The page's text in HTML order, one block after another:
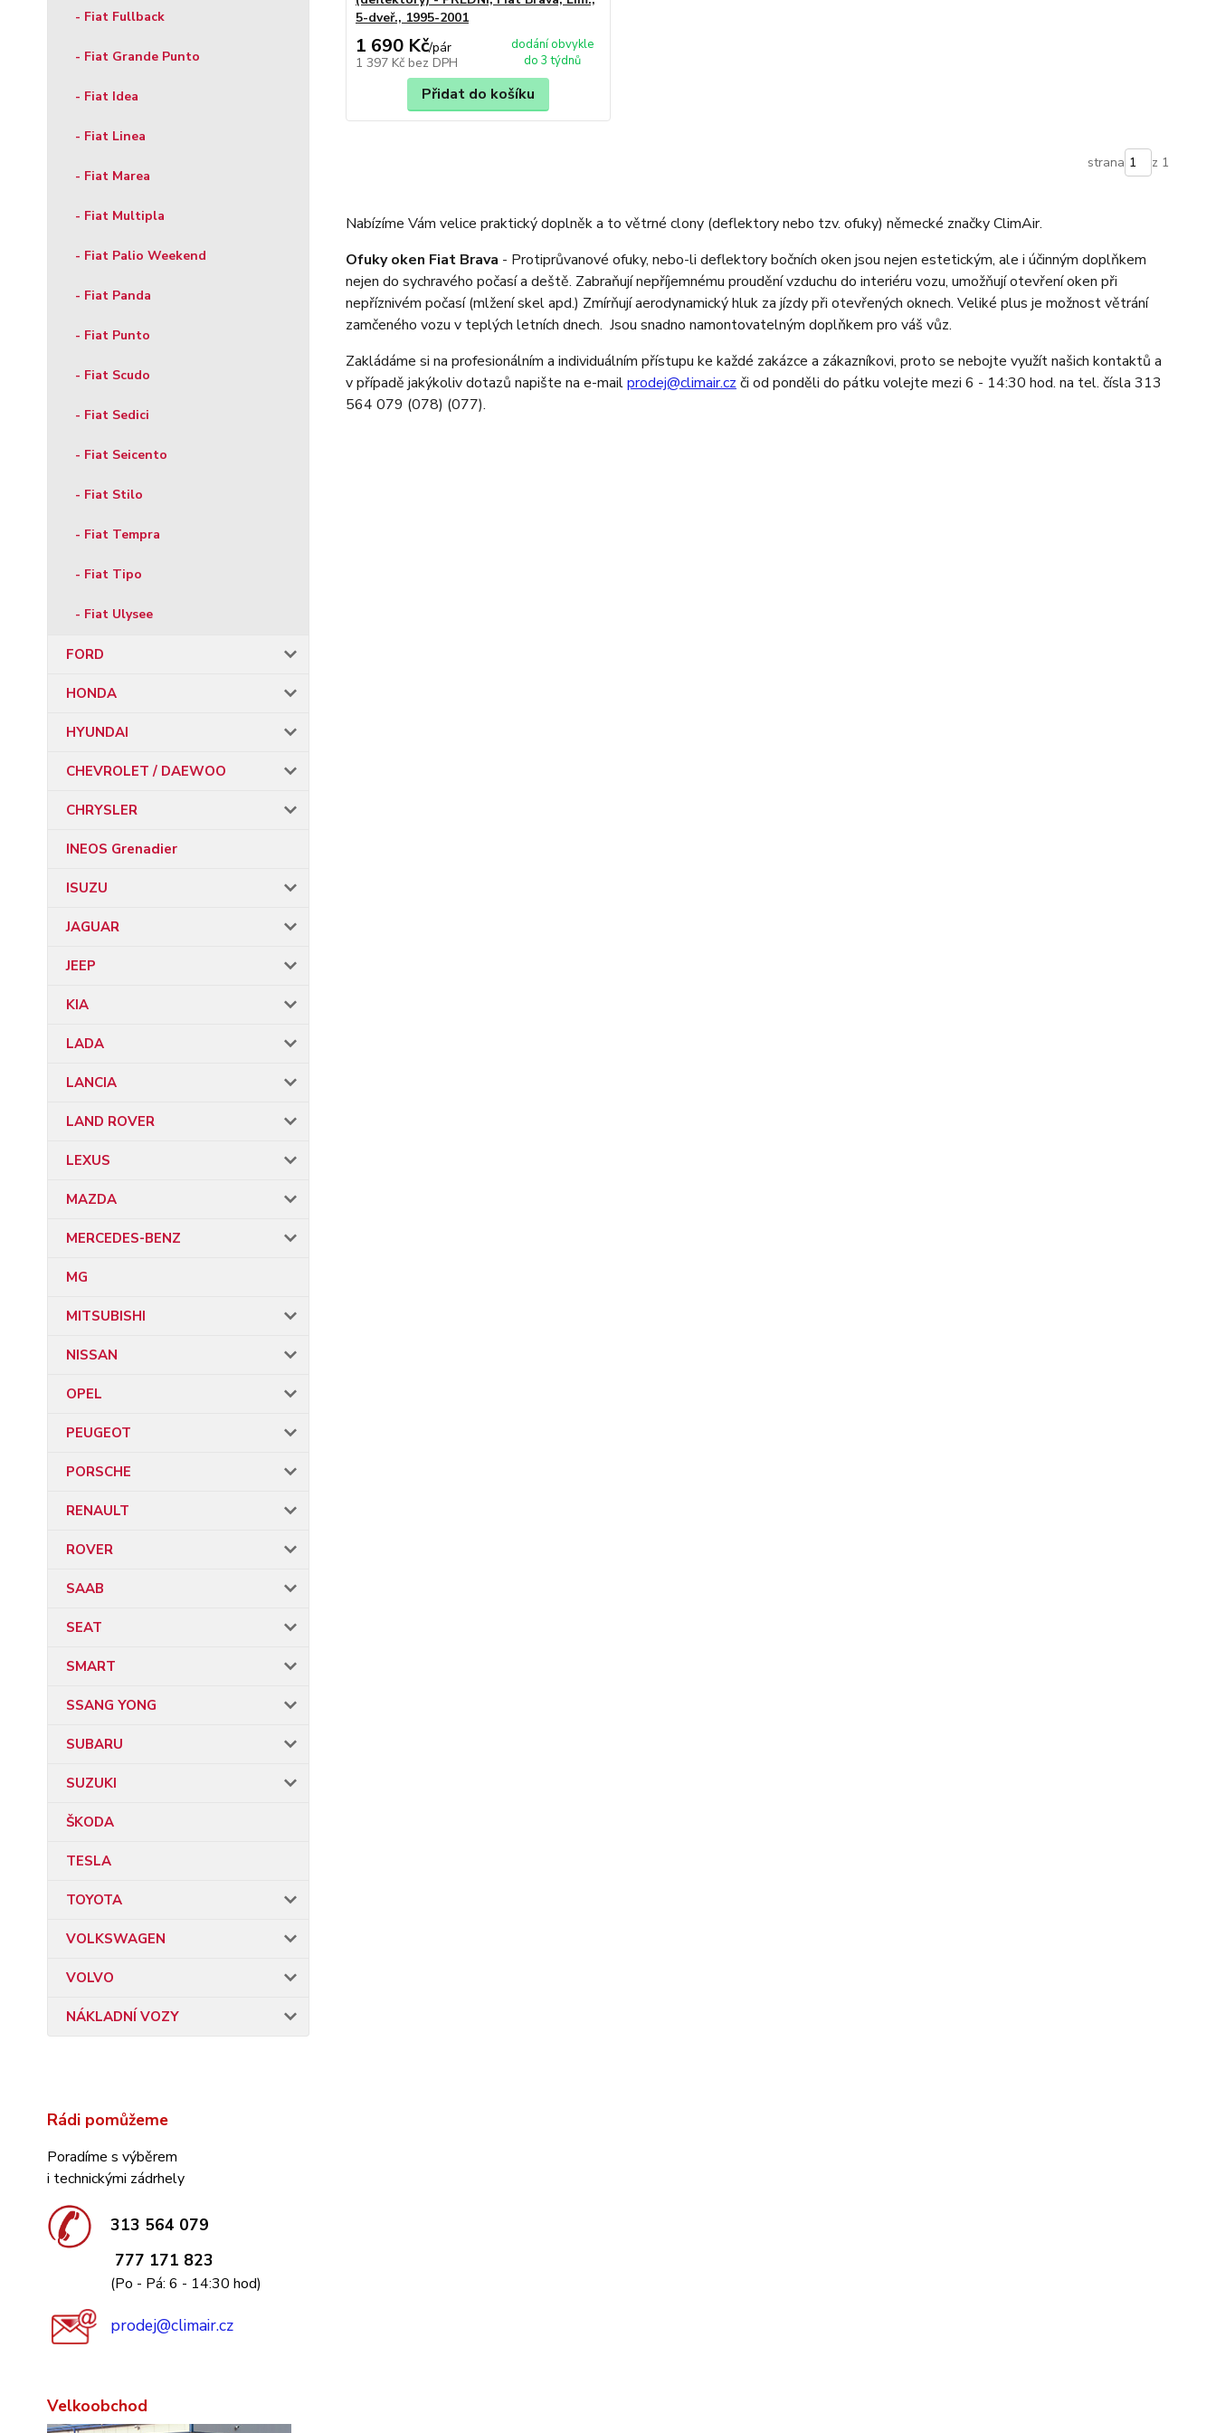
- Fiat Fullback
- Fiat Grande Punto
- Fiat Idea
- Fiat Linea
- Fiat Marea
- Fiat Multipla
- Fiat Palio Weekend
- Fiat Panda
- Fiat Punto
- Fiat Scudo
- Fiat Sedici
- Fiat Seicento
- Fiat Stilo
- Fiat Tempra
- Fiat Tipo
- Fiat Ulysee
FORD
HONDA
HYUNDAI
CHEVROLET / DAEWOO
CHRYSLER
INEOS Grenadier
ISUZU
JAGUAR
JEEP
KIA
LADA
LANCIA
LAND ROVER
LEXUS
MAZDA
MERCEDES-BENZ
MG
MITSUBISHI
NISSAN
OPEL
PEUGEOT
PORSCHE
RENAULT
ROVER
SAAB
SEAT
SMART
SSANG YONG
SUBARU
SUZUKI
ŠKODA
TESLA
TOYOTA
VOLKSWAGEN
VOLVO
NÁKLADNÍ VOZY
Rádi pomůžeme
Poradíme s výběrem
i technickými zádrhely
313 564 079
777 171 823
(Po - Pá: 6 - 14:30 hod)
prodej@climair.cz
Velkoobchod
5-dveř., 1995-2001
1 690 Kč/pár
1 397 Kč bez DPH
dodání obvykle
do 3 týdnů
Přidat do košíku
strana z 1
Nabízíme Vám velice praktický doplněk a to větrné clony (deflektory nebo tzv. ofuky) německé značky ClimAir.
Ofuky oken Fiat Brava - Protiprůvanové ofuky, nebo-li deflektory bočních oken jsou nejen estetickým, ale i účinným doplňkem
nejen do sychravého počasí a deště. Zabraňují nepříjemnému proudění vzduchu do interiéru vozu, umožňují otevření oken při
nepříznivém počasí (mlžení skel apd.) Zmírňují aerodynamický hluk za jízdy při otevřených oknech. Veliké plus je možnost větrání
zamčeného vozu v teplých letních dnech. Jsou snadno namontovatelným doplňkem pro váš vůz.
Zakládáme si na profesionálním a individuálním přístupu ke každé zakázce a zákazníkovi, proto se nebojte využít našich kontaktů a
v případě jakýkoliv dotazů napište na e-mailprodej@climair.cz či od ponděli do pátku volejte mezi 6 - 14:30 hod. na tel. čísla 313
564 079 (078) (077).